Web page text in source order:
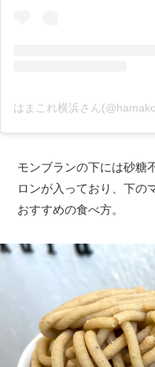
はまこれ横浜さん
モンブランの下には砂糖
ロンが入っており、下の
おすすめの食べ方。